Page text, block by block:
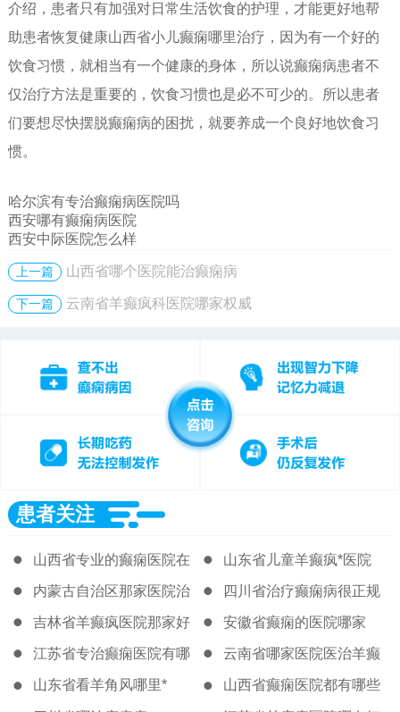
介绍，患者只有加强对日常生活饮食的护理，才能更好地帮
助患者恢复健康山西省小儿癫痫哪里治疗，因为有一个好的
饮食习惯，就相当有一个健康的身体，所以说癫痫病患者不
仅治疗方法是重要的，饮食习惯也是必不可少的。所以患者
们要想尽快摆脱癫痫病的困扰，就要养成一个良好地饮食习
惯。
哈尔滨有专治癫痫病医院吗
西安哪有癫痫病医院
西安中际医院怎么样
上一篇 山西省哪个医院能治癫痫病
下一篇 云南省羊癫疯科医院哪家权威
患者关注
山西省专业的癫痫医院在
哪
山东省儿童羊癫疯*医院
内蒙古自治区那家医院治
疗癫痫很好
四川省治疗癫痫病很正规
的医院
吉林省羊癫疯医院那家好 安徽省癫痫的医院哪家
江苏省专治癫痫医院有哪
些
云南省哪家医院医治羊癫
疯比较好
山东省看羊角风哪里* 山西省癫痫医院都有哪些